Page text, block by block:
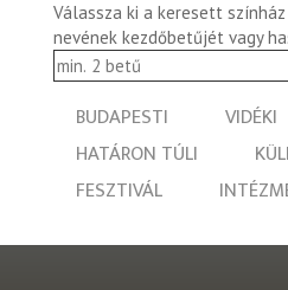
Válassza ki a keresett
nevének kezdőbetűjét vagy
BUDAPESTI VIDÉKI
HATÁRON TÚLI
FESZTIVÁL